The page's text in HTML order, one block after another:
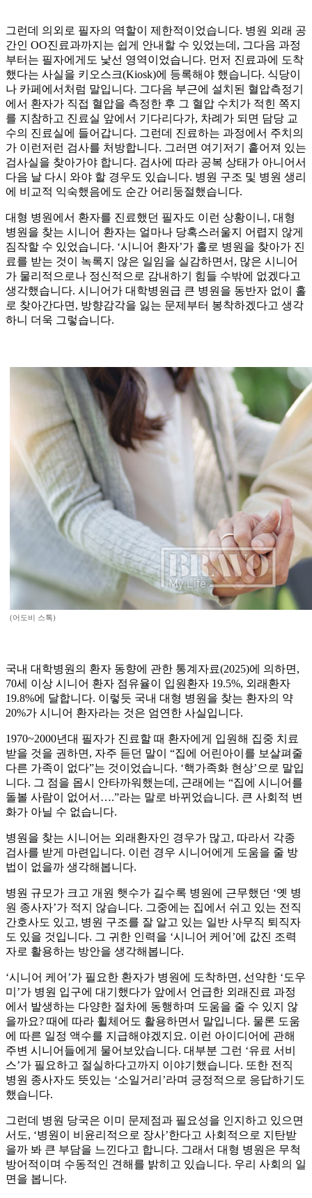
그런데 의외로 필자의 역할이 제한적이었습니다. 병원 외래 공
간인 OO진료과까지는 쉽게 안내할 수 있었는데, 그다음 과정
부터는 필자에게도 낯선 영역이었습니다. 먼저 진료과에 도착
했다는 사실을 키오스크(Kiosk)에 등록해야 했습니다. 식당이
나 카페에서처럼 말입니다. 그다음 부근에 설치된 혈압측정기
에서 환자가 직접 혈압을 측정한 후 그 혈압 수치가 적힌 쪽지
를 지참하고 진료실 앞에서 기다리다가, 차례가 되면 담당 교
수의 진료실에 들어갑니다. 그런데 진료하는 과정에서 주치의
가 이런저런 검사를 처방합니다. 그러면 여기저기 흩어져 있는
검사실을 찾아가야 합니다. 검사에 따라 공복 상태가 아니어서
다음 날 다시 와야 할 경우도 있습니다. 병원 구조 및 병원 생리
에 비교적 익숙했음에도 순간 어리둥절했습니다.
대형 병원에서 환자를 진료했던 필자도 이런 상황이니, 대형
병원을 찾는 시니어 환자는 얼마나 당혹스러울지 어렵지 않게
짐작할 수 있었습니다. ‘시니어 환자’가 홀로 병원을 찾아가 진
료를 받는 것이 녹록지 않은 일임을 실감하면서, 많은 시니어
가 물리적으로나 정신적으로 감내하기 힘들 수밖에 없겠다고
생각했습니다. 시니어가 대학병원급 큰 병원을 동반자 없이 홀
로 찾아간다면, 방향감각을 잃는 문제부터 봉착하겠다고 생각
하니 더욱 그렇습니다.
(어도비 스톡)
국내 대학병원의 환자 동향에 관한 통계자료(2025)에 의하면,
70세 이상 시니어 환자 점유율이 입원환자 19.5%, 외래환자
19.8%에 달합니다. 이렇듯 국내 대형 병원을 찾는 환자의 약
20%가 시니어 환자라는 것은 엄연한 사실입니다.
1970~2000년대 필자가 진료할 때 환자에게 입원해 집중 치료
받을 것을 권하면, 자주 듣던 말이 “집에 어린아이를 보살펴줄
다른 가족이 없다”는 것이었습니다. ‘핵가족화 현상’으로 말입
니다. 그 점을 몹시 안타까워했는데, 근래에는 “집에 시니어를
돌볼 사람이 없어서….”라는 말로 바뀌었습니다. 큰 사회적 변
화가 아닐 수 없습니다.
병원을 찾는 시니어는 외래환자인 경우가 많고, 따라서 각종
검사를 받게 마련입니다. 이런 경우 시니어에게 도움을 줄 방
법이 없을까 생각해봅니다.
병원 규모가 크고 개원 햇수가 길수록 병원에 근무했던 ‘옛 병
원 종사자’가 적지 않습니다. 그중에는 집에서 쉬고 있는 전직
간호사도 있고, 병원 구조를 잘 알고 있는 일반 사무직 퇴직자
도 있을 것입니다. 그 귀한 인력을 ‘시니어 케어’에 값진 조력
자로 활용하는 방안을 생각해봅니다.
‘시니어 케어’가 필요한 환자가 병원에 도착하면, 선약한 ‘도우
미’가 병원 입구에 대기했다가 앞에서 언급한 외래진료 과정
에서 발생하는 다양한 절차에 동행하며 도움을 줄 수 있지 않
을까요? 때에 따라 휠체어도 활용하면서 말입니다. 물론 도움
에 따른 일정 액수를 지급해야겠지요. 이런 아이디어에 관해
주변 시니어들에게 물어보았습니다. 대부분 그런 ‘유료 서비
스’가 필요하고 절실하다고까지 이야기했습니다. 또한 전직
병원 종사자도 뜻있는 ‘소일거리’라며 긍정적으로 응답하기도
했습니다.
그런데 병원 당국은 이미 문제점과 필요성을 인지하고 있으면
서도, ‘병원이 비윤리적으로 장사’한다고 사회적으로 지탄받
을까 봐 큰 부담을 느낀다고 합니다. 그래서 대형 병원은 무척
방어적이며 수동적인 견해를 밝히고 있습니다. 우리 사회의 일
면을 봅니다.